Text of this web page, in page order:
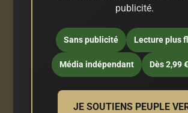
publicité.
Sans publicité Lecture plus
Média indépendant Dès 2,99
JE SOUTIENS PEUPLE